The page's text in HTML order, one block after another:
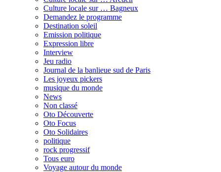
Culture locale sur … Bagneux
Demandez le programme
Destination soleil
Emission politique
Expression libre
Interview
Jeu radio
Journal de la banlieue sud de Paris
Les joyeux pickers
musique du monde
News
Non classé
Oto Découverte
Oto Focus
Oto Solidaires
politique
rock progressif
Tous euro
Voyage autour du monde